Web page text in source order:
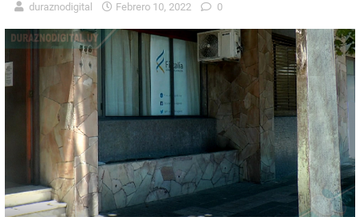
duraznodigital Febrero 10, 2022 0